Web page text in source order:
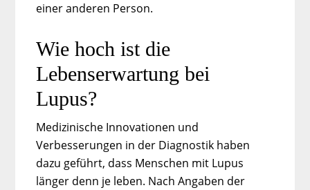
einer anderen Person.
Wie hoch ist die
Lebenserwartung bei
Lupus?
Medizinische Innovationen und
Verbesserungen in der Diagnostik haben
dazu geführt, dass Menschen mit Lupus
länger denn je leben. Nach Angaben der